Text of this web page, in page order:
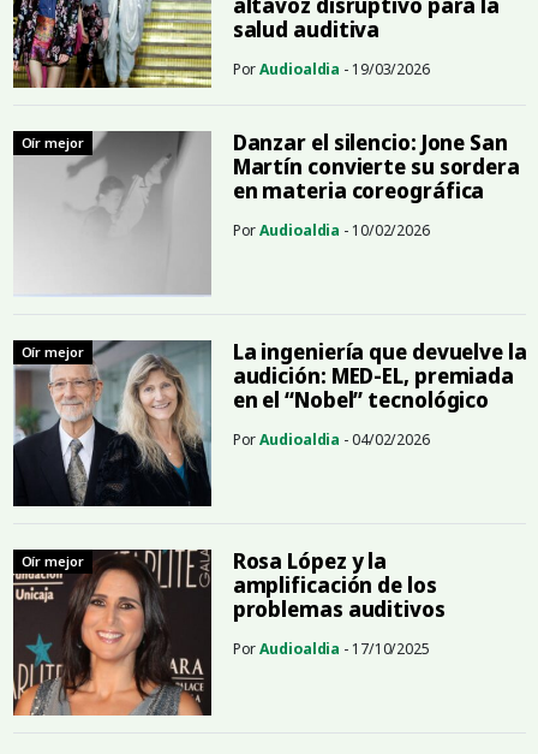
salud auditiva
PorAudioaldia - 19/03/2026
Oír mejor
Danzar el silencio: Jone San
Martín convierte su sordera
en materia coreográfica
PorAudioaldia - 10/02/2026
Oír mejor
La ingeniería que devuelve la
audición: MED-EL, premiada
en el “Nobel” tecnológico
PorAudioaldia - 04/02/2026
Oír mejor
Rosa López y la
amplificación de los
problemas auditivos
PorAudioaldia - 17/10/2025